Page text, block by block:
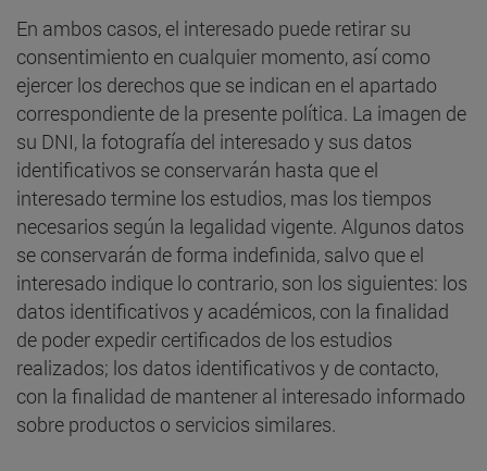
En ambos casos, el interesado puede retirar su
consentimiento en cualquier momento, así como
ejercer los derechos que se indican en el apartado
correspondiente de la presente política. La imagen de
su DNI, la fotografía del interesado y sus datos
identificativos se conservarán hasta que el
interesado termine los estudios, mas los tiempos
necesarios según la legalidad vigente. Algunos datos
se conservarán de forma indefinida, salvo que el
interesado indique lo contrario, son los siguientes: los
datos identificativos y académicos, con la finalidad
de poder expedir certificados de los estudios
realizados; los datos identificativos y de contacto,
con la finalidad de mantener al interesado informado
sobre productos o servicios similares.